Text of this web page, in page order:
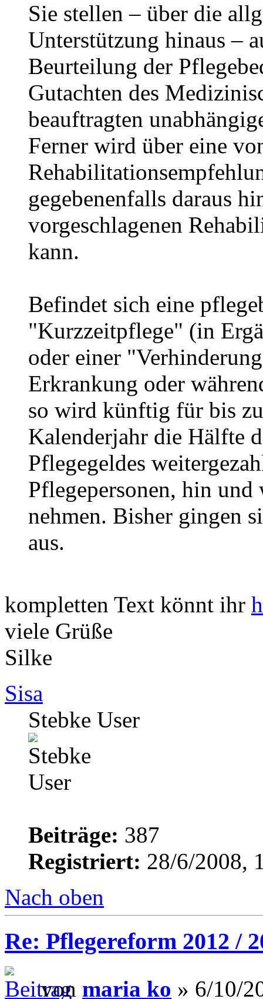
Sie stellen – über die
Unterstützung hinaus –
Beurteilung der
Gutachten des
beauftragten
Ferner wird über eine
gegebenenfalls daraus
vorgeschlagenen
kann.
Befindet sich eine
"Kurzzeitpflege" (in
oder einer
Erkrankung oder
so wird künftig für bis
Kalenderjahr die Hälfte
Pflegegeldes
Pflegepersonen, hin
nehmen. Bisher gingen
aus.
kompletten Text könnt ihr
viele Grüße
Silke
Sisa
Stebke User
Beiträge: 387
Registriert: 28/6/2008,
Nach oben
Re: Pflegereform 2012 /
von maria ko » 6/10/